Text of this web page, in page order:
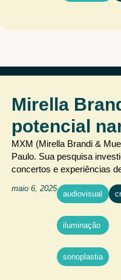
Mirella
potencial
MXM (Mirella Brandi &
Paulo. Sua pesquisa
concertos e experiências
maio 6, 2025
audiovisual
,
iluminação
,
sonoplastia